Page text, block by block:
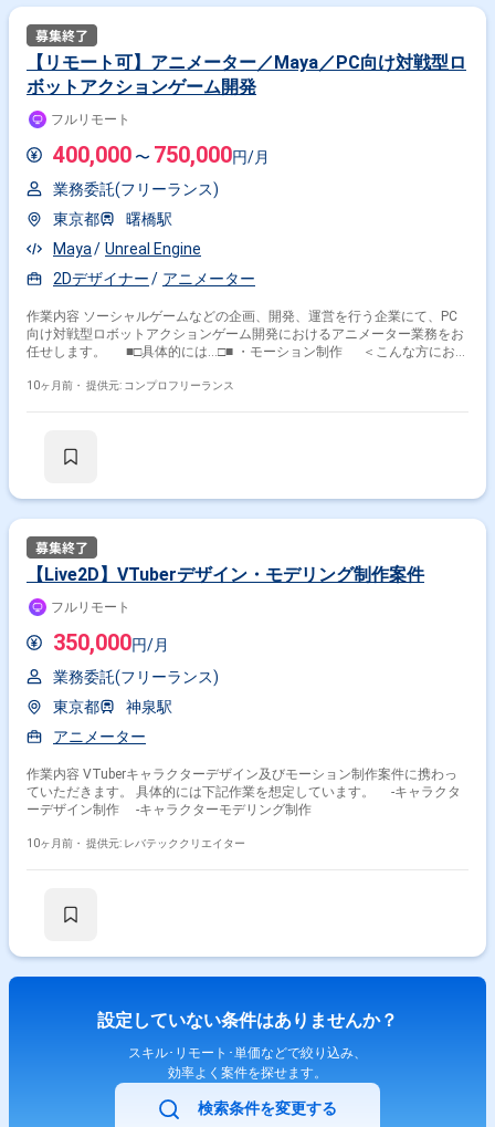
【リモート可】アニメーター／Maya／PC向け対戦型ロ
ボットアクションゲーム開発
フルリモート
400,000 〜 750,000円/月
業務委託(フリーランス)
東京都
曙橋駅
Maya
Unreal Engine
2Dデザイナー
アニメーター
作業内容 ソーシャルゲームなどの企画、開発、運営を行う企業にて、PC
向け対戦型ロボットアクションゲーム開発におけるアニメーター業務をお
任せします。 ■□具体的には…□■ ・モーション制作 ＜こんな方におす
術やツールを積極的に学びたい方
10ヶ月前・ 提供元: コンプロフリーランス
【Live2D】VTuberデザイン・モデリング制作案件
フルリモート
350,000円/月
業務委託(フリーランス)
東京都
神泉駅
アニメーター
作業内容 VTuberキャラクターデザイン及びモーション制作案件に携わっ
ていただきます。 具体的には下記作業を想定しています。 -キャラクタ
ーデザイン制作 -キャラクターモデリング制作
10ヶ月前・ 提供元: レバテッククリエイター
設定していない条件はありませんか？
スキル･リモート･単価などで絞り込み、
効率よく案件を探せます。
検索条件を変更する